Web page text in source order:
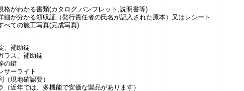
格がわかる書類(カタログ,パンフレット,説明書等)
細が分かる領収証（発行責任者の氏名が記入された原本）又はレシート
べての施工写真(完成写真)
、補助錠
ラス、補助錠
の鍵
サーライト
（現地確認要）
（近年では、多機能で安価な製品があります）